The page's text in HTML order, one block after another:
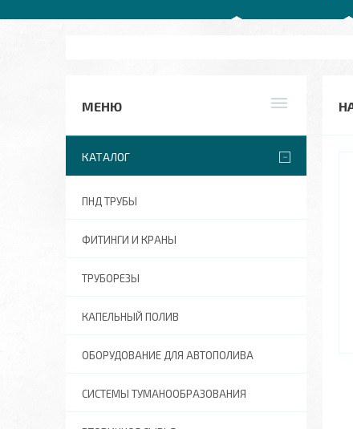
КАТАЛОГ
ПНД ТРУБЫ
ФИТИНГИ И КРАНЫ
ТРУБОРЕЗЫ
КАПЕЛЬНЫЙ ПОЛИВ
ОБОРУДОВАНИЕ ДЛЯ АВТОПОЛИВА
СИСТЕМЫ ТУМАНООБРАЗОВАНИЯ